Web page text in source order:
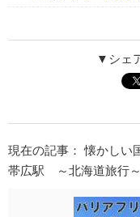
▼シェ
現在の記事： 懐かし
帯広駅 ～北海道旅行～